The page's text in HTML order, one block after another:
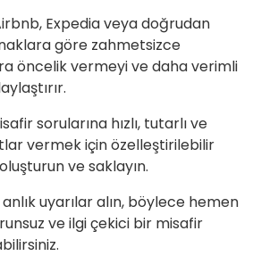
Expedia veya doğrudan
göre zahmetsizce
öncelik vermeyi ve daha verimli
sorularına hızlı, tutarlı ve
vermek için özelleştirilebilir
ve saklayın.
uyarılar alın, böylece hemen
ve ilgi çekici bir misafir